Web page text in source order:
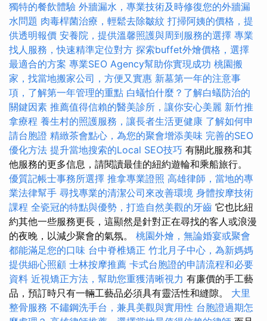
獨特的餐飲體驗 外牆漏水，專業技術及時修復您的外牆漏
水問題 肉毒桿菌治療，輕鬆去除皺紋 打掃阿姨的價格，提
供透明報價 安養院，提供溫馨照護與周到服務的選擇 專業
找人服務，快速精準定位對方 探索buffet外燴價格，選擇
最適合的方案 專業SEO Agency幫助你實現成功 桃園搬
家，找當地搬家公司，方便又實惠 新墓第一年的注意事
項，了解第一年管理的重點 白蟻怕什麼？了解白蟻防治的
關鍵因素 推薦值得信賴的醫美診所，讓你安心美麗 新竹推
拿療程 養生村的照護服務，讓長者生活更健康 了解如何申
請台胞證 精緻茶會點心，為您的聚會增添美味 完善的SEO
優化方法 提升當地搜索的Local SEO技巧 有關此服務和其
他服務的更多信息，請閱讀最佳的紐約遊輪和乘船旅行。
優質記帳士事務所選擇 推拿專業證照 高雄律師，當地的專
業法律幫手 尋找專業的清潔公司來改善環境 身體按摩技術
課程 全瓷冠的特點與優勢，打造自然美觀的牙齒 它也比紐
約其他一些服務更長，這顯然是針對正在尋找的客人或浪漫
的夜晚，以減少聚會的氣氛。 桃園外燴，無論婚宴或聚會
都能滿足您的口味 台中脊椎矯正 竹北月子中心，為新媽媽
提供細心照顧 士林按摩推薦 卡式台胞證的申請流程和必要
資料 近視矯正方法，幫助您重獲清晰視力 有廉價的手工藝
品，預訂時只有一輛工藝品必須具有靈活性和縫隙。 大里
整骨服務 不鏽鋼洗手台，兼具美觀與實用性 台胞證過期怎